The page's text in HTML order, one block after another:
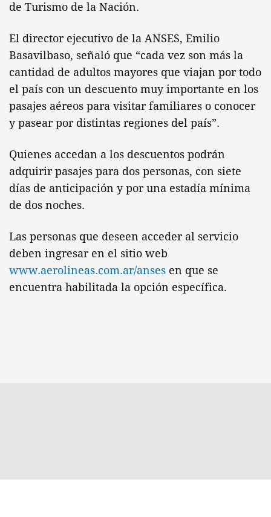
de Turismo de la Nación.
El director ejecutivo de la ANSES, Emilio
Basavilbaso, señaló que “cada vez son más la
cantidad de adultos mayores que viajan por todo
el país con un descuento muy importante en los
pasajes aéreos para visitar familiares o conocer
y pasear por distintas regiones del país”.
Quienes accedan a los descuentos podrán
adquirir pasajes para dos personas, con siete
días de anticipación y por una estadía mínima
de dos noches.
Las personas que deseen acceder al servicio
deben ingresar en el sitio web
www.aerolineas.com.ar/anses en que se
encuentra habilitada la opción específica.